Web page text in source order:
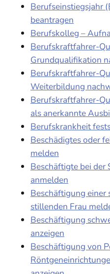
Berufseinstiegsjahr
beantragen
Berufskolleg –
Berufskraftfahrer-
Grundqualifikation
Berufskraftfahrer-
Weiterbildung
Berufskraftfahrer-
als anerkannte
Berufskrankheit
Beschädigtes oder
melden
Beschäftigte bei der
anmelden
Beschäftigung einer
stillenden Frau
Beschäftigung
anzeigen
Beschäftigung von